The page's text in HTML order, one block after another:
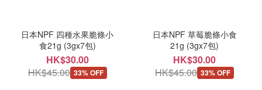
日本NPF 四種水果脆條小
食21g (3gx7包)
HK$30.00
HK$45.00 33% OFF
日本NPF 草莓脆條小食
21g (3gx7包)
HK$30.00
HK$45.00 33% OFF